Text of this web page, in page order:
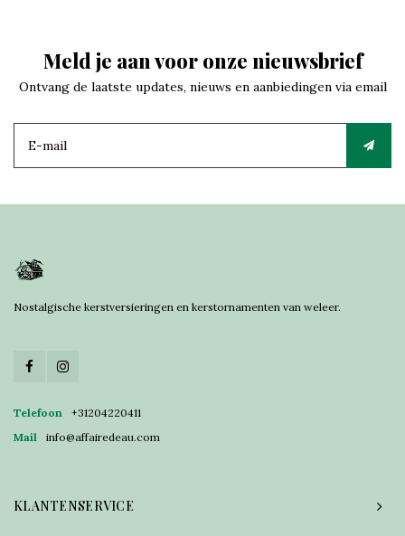
Meld je aan voor onze nieuwsbrief
Ontvang de laatste updates, nieuws en aanbiedingen via email
Nostalgische kerstversieringen en kerstornamenten van weleer.
Telefoon
+31204220411
Mail
info@affairedeau.com
KLANTENSERVICE